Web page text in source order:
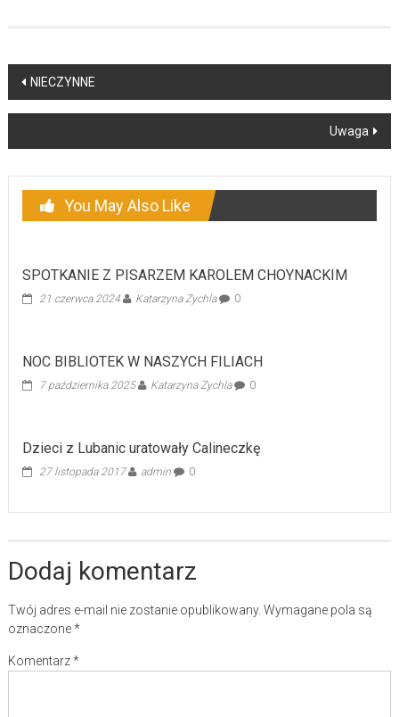
Post
navigation
NIECZYNNE
Uwaga
You May Also Like
SPOTKANIE Z PISARZEM KAROLEM CHOYNACKIM
21 czerwca 2024 Katarzyna Zychla 0
NOC BIBLIOTEK W NASZYCH FILIACH
7 października 2025 Katarzyna Zychla 0
Dzieci z Lubanic uratowały Calineczkę
27 listopada 2017 admin 0
Dodaj komentarz
Twój adres e-mail nie zostanie opublikowany. Wymagane pola są
oznaczone*
Komentarz*